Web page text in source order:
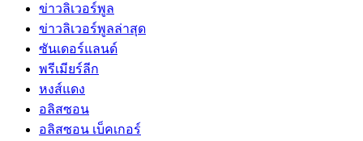
ข่าวลิเวอร์พูล
ข่าวลิเวอร์พูลล่าสุด
ซันเดอร์แลนด์
พรีเมียร์ลีก
หงส์แดง
อลิสซอน
อลิสซอน เบ็คเกอร์